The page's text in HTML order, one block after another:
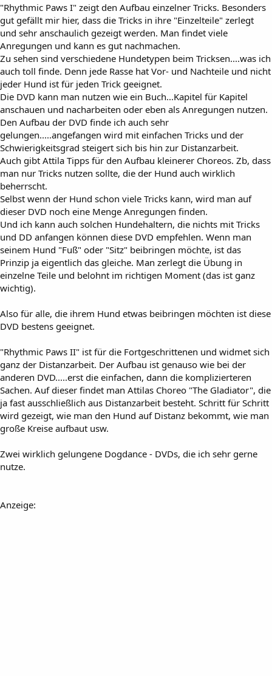
"Rhythmic Paws I" zeigt den Aufbau einzelner Tricks. Besonders
gut gefällt mir hier, dass die Tricks in ihre "Einzelteile" zerlegt
und sehr anschaulich gezeigt werden. Man findet viele
Anregungen und kann es gut nachmachen.
Zu sehen sind verschiedene Hundetypen beim Tricksen....was ich
auch toll finde. Denn jede Rasse hat Vor- und Nachteile und nicht
jeder Hund ist für jeden Trick geeignet.
Die DVD kann man nutzen wie ein Buch...Kapitel für Kapitel
anschauen und nacharbeiten oder eben als Anregungen nutzen.
Den Aufbau der DVD finde ich auch sehr
gelungen.....angefangen wird mit einfachen Tricks und der
Schwierigkeitsgrad steigert sich bis hin zur Distanzarbeit.
Auch gibt Attila Tipps für den Aufbau kleinerer Choreos. Zb, dass
man nur Tricks nutzen sollte, die der Hund auch wirklich
beherrscht.
Selbst wenn der Hund schon viele Tricks kann, wird man auf
dieser DVD noch eine Menge Anregungen finden.
Und ich kann auch solchen Hundehaltern, die nichts mit Tricks
und DD anfangen können diese DVD empfehlen. Wenn man
seinem Hund "Fuß" oder "Sitz" beibringen möchte, ist das
Prinzip ja eigentlich das gleiche. Man zerlegt die Übung in
einzelne Teile und belohnt im richtigen Moment (das ist ganz
wichtig).
Also für alle, die ihrem Hund etwas beibringen möchten ist diese
DVD bestens geeignet.
"Rhythmic Paws II" ist für die Fortgeschrittenen und widmet sich
ganz der Distanzarbeit. Der Aufbau ist genauso wie bei der
anderen DVD.....erst die einfachen, dann die komplizierteren
Sachen. Auf dieser findet man Attilas Choreo "The Gladiator", die
ja fast ausschließlich aus Distanzarbeit besteht. Schritt für Schritt
wird gezeigt, wie man den Hund auf Distanz bekommt, wie man
große Kreise aufbaut usw.
Zwei wirklich gelungene Dogdance - DVDs, die ich sehr gerne
nutze.
Anzeige: